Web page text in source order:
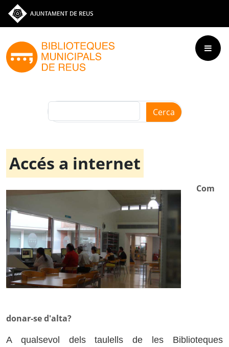
Vés al contingut
Ves a la web de l'Ajuntament de Reus
Accés a internet
Com
donar-se d'alta?
A qualsevol dels taulells de les Biblioteques